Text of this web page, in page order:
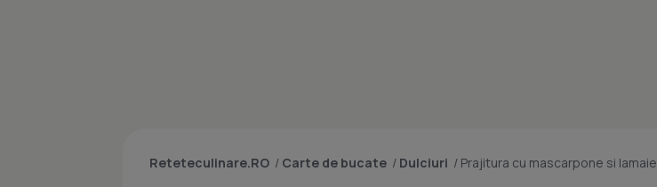
Reteteculinare.RO / Carte de bucate / Dulciuri / Prajitura cu mascarpone si lamaie